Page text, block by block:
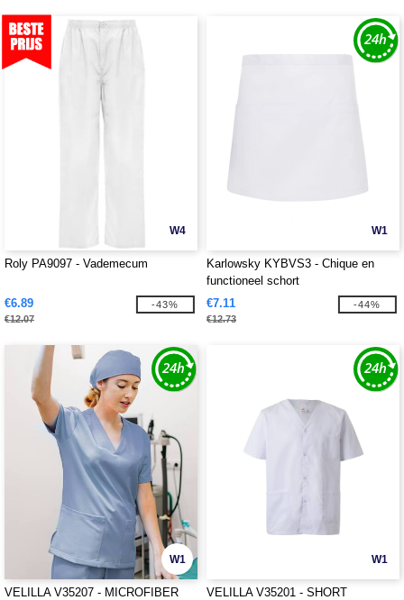
W4
Roly PA9097 - Vademecum
€6.89
€12.07
-43%
W1
Karlowsky KYBVS3 - Chique en
functioneel schort
€7.11
€12.73
-44%
W1
VELILLA V35207 - MICROFIBER
W1
VELILLA V35201 - SHORT